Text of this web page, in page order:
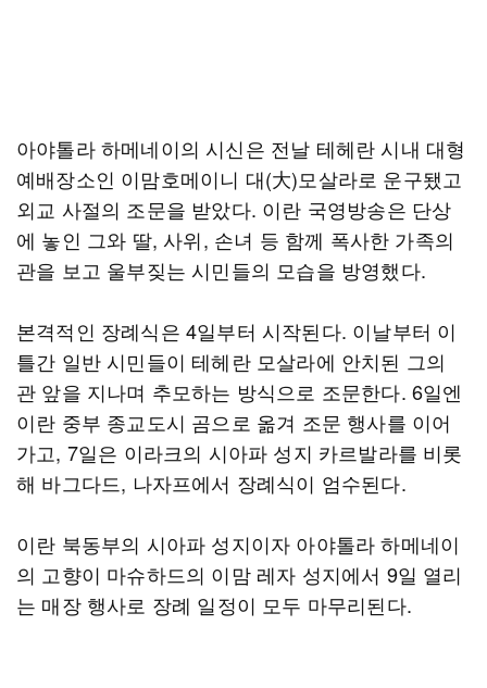
아야톨라 하메네이의 시신은 전날 테헤란 시내 대형
예배장소인 이맘호메이니 대(大)모살라로 운구됐고
외교 사절의 조문을 받았다. 이란 국영방송은 단상
에 놓인 그와 딸, 사위, 손녀 등 함께 폭사한 가족의
관을 보고 울부짖는 시민들의 모습을 방영했다.
본격적인 장례식은 4일부터 시작된다. 이날부터 이
틀간 일반 시민들이 테헤란 모살라에 안치된 그의
관 앞을 지나며 추모하는 방식으로 조문한다. 6일엔
이란 중부 종교도시 곰으로 옮겨 조문 행사를 이어
가고, 7일은 이라크의 시아파 성지 카르발라를 비롯
해 바그다드, 나자프에서 장례식이 엄수된다.
이란 북동부의 시아파 성지이자 아야톨라 하메네이
의 고향이 마슈하드의 이맘 레자 성지에서 9일 열리
는 매장 행사로 장례 일정이 모두 마무리된다.